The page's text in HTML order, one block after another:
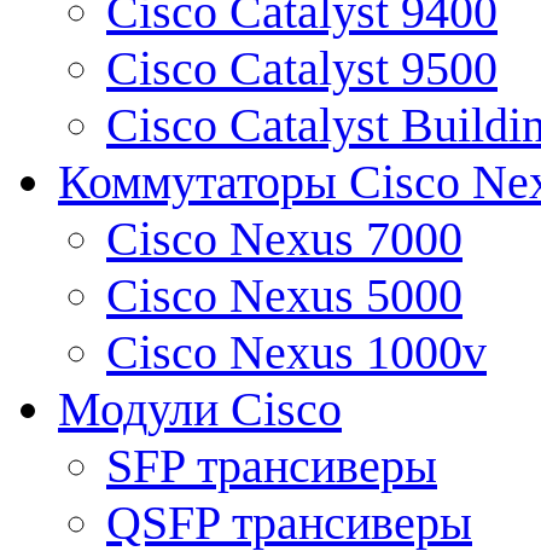
Cisco Catalyst 9400
Cisco Catalyst 9500
Cisco Catalyst
Коммутаторы Cisco
Cisco Nexus 7000
Cisco Nexus 5000
Cisco Nexus 1000v
Модули Cisco
SFP трансиверы
QSFP трансиверы